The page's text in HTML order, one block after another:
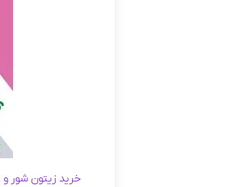
خرید زیتون شور و